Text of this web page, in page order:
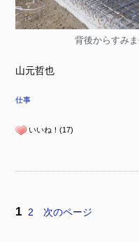
背後からすみ
山元哲也
仕事
いいね！(17)
1 2 次のページ